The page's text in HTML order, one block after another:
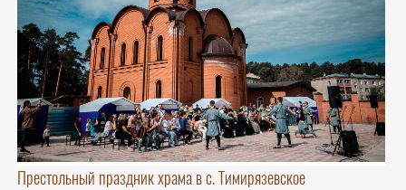
Престольный праздник храма в с. Тимирязевское